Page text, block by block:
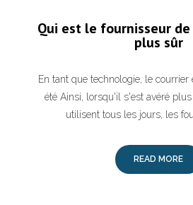
Qui est le fournisseur
plus sûr
En tant que technologie, le
été Ainsi, lorsqu'il s'est avéré
utilisent tous les jours, les
READ MORE